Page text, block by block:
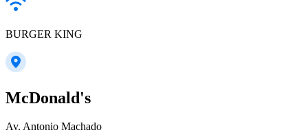
BURGER KING
McDonald's
Av. Antonio Machado